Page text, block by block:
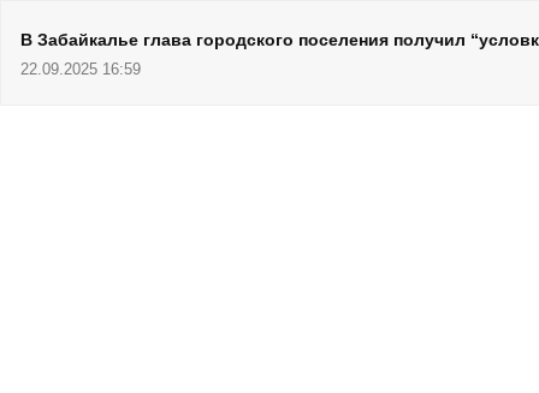
В Забайкалье глава городского поселения получил
22.09.2025 16:59